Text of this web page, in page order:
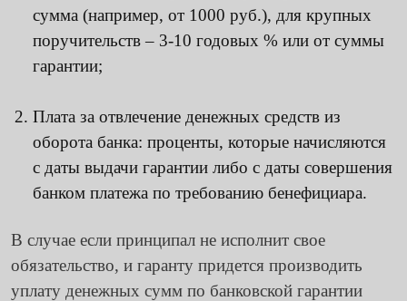
сумма (например, от 1000 руб.), для крупных
поручительств – 3-10 годовых % или от суммы
гарантии;
Плата за отвлечение денежных средств из
оборота банка: проценты, которые начисляются
с даты выдачи гарантии либо с даты совершения
банком платежа по требованию бенефициара.
В случае если принципал не исполнит свое
обязательство, и гаранту придется производить
уплату денежных сумм по банковской гарантии